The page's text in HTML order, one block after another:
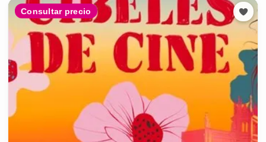
Consultar precio